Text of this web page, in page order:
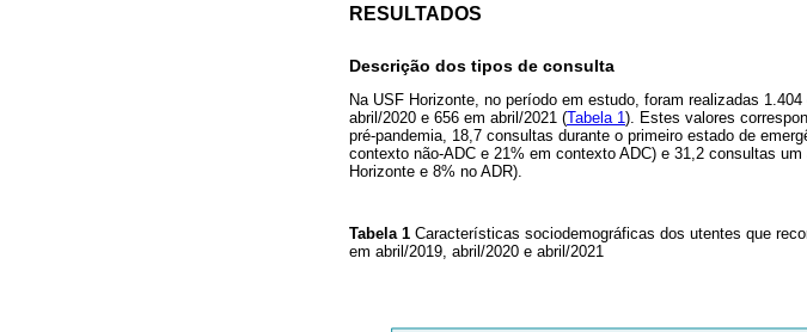
RESULTADOS
Descrição dos tipos de consulta
Na USF Horizonte, no período em estudo, foram realizadas
abril/2020 e 656 em abril/2021 (Tabela 1). Estes valores
pré-pandemia, 18,7 consultas durante o primeiro estado de
contexto não-ADC e 21% em contexto ADC) e 31,2 consultas
Horizonte e 8% no ADR).
Tabela 1 Características sociodemográficas dos utentes que
em abril/2019, abril/2020 e abril/2021